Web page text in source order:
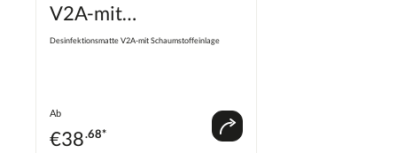
V2A-mit
Schaumstoffeinlage
Desinfektionsmatte V2A-mit Schaumstoffeinlage
Ab
€38.68*